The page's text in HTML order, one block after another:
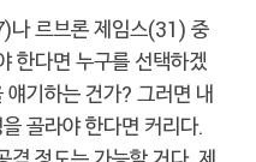
나 르브론 제임스(31) 중
한다면 누구를 선택하겠
기하는 건가? 그러면 내
골라야 한다면 커리다.